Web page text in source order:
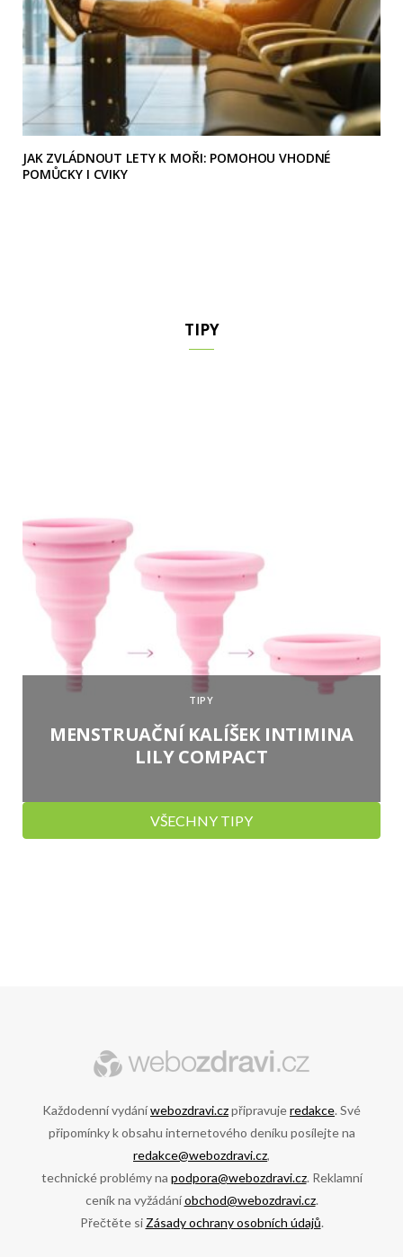
JAK ZVLÁDNOUT LETY K MOŘI: POMOHOU VHODNÉ
POMŮCKY I CVIKY
TIPY
TIPY
MENSTRUAČNÍ KALÍŠEK INTIMINA
LILY COMPACT
VŠECHNY TIPY
Každodenní vydáníwebozdravi.czpřipravujeredakce. Své
připomínky k obsahu internetového deníku posílejte na
redakce@webozdravi.cz,
technické problémy na podpora@webozdravi.cz. Reklamní
ceník na vyžádáníobchod@webozdravi.cz.
Přečtěte si Zásady ochrany osobních údajů.